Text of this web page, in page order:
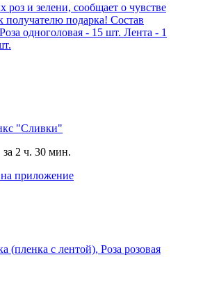
роз и зелени, сообщает о чувстве
получателю подарка! Состав
одноголовая - 15 шт. Лента - 1
"Сливки"
за 2 ч. 30 мин.
приложение
(пленка с лентой), Роза розовая